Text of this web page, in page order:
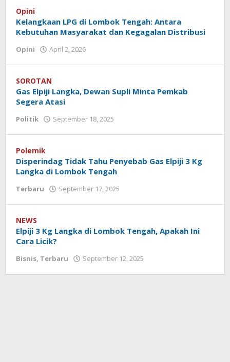
Opini
Kelangkaan LPG di Lombok Tengah: Antara
Kebutuhan Masyarakat dan Kegagalan Distribusi
Opini April 2, 2026
SOROTAN
Gas Elpiji Langka, Dewan Supli Minta Pemkab
Segera Atasi
Politik September 18, 2025
Polemik
Disperindag Tidak Tahu Penyebab Gas Elpiji 3 Kg
Langka di Lombok Tengah
Terbaru September 17, 2025
NEWS
Elpiji 3 Kg Langka di Lombok Tengah, Apakah Ini
Cara Licik?
Bisnis, Terbaru September 12, 2025